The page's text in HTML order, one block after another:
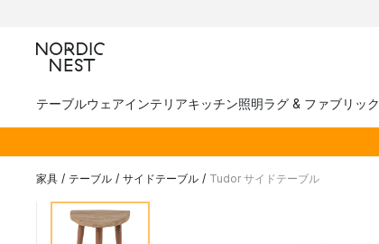
テーブルウェアインテリアキッチン照明ラグ & ファブリック
家具 / テーブル / サイドテーブル / Tudor サイドテーブル